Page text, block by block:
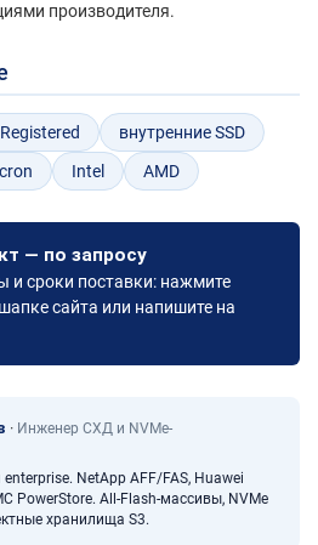
производителя.
внутренние SSD
Intel AMD
— по запросу
и сроки поставки: нажмите
сайта или напишите на
· Инженер СХД и NVMe-
NetApp AFF/FAS, Huawei
PowerStore. All-Flash-массивы, NVMe
хранилища S3.